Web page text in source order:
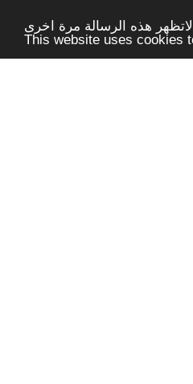
هذه الرسالة مرة اخرى -
This website uses cookies